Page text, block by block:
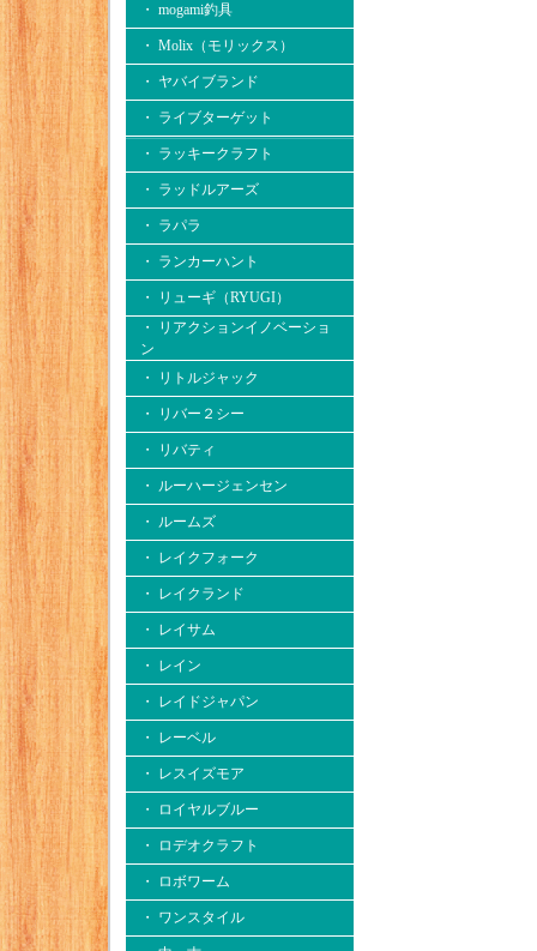
・ mogami釣具
・ Molix（モリックス）
・ ヤバイブランド
・ ライブターゲット
・ ラッキークラフト
・ ラッドルアーズ
・ ラパラ
・ ランカーハント
・ リューギ（RYUGI）
・ リアクションイノベーショ
ン
・ リトルジャック
・ リバー２シー
・ リバティ
・ ルーハージェンセン
・ ルームズ
・ レイクフォーク
・ レイクランド
・ レイサム
・ レイン
・ レイドジャパン
・ レーベル
・ レスイズモア
・ ロイヤルブルー
・ ロデオクラフト
・ ロボワーム
・ ワンスタイル